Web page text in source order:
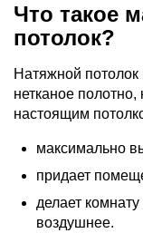
Что такое
потолок?
Натяжной потолок
нетканое полотно,
настоящим
максимально
придает
делает
воздушнее.